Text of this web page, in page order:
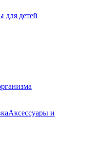
для детей
Аксессуары и